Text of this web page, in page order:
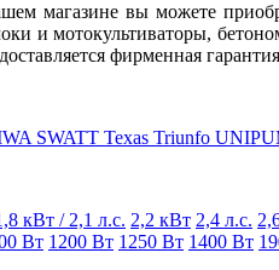
магазине вы можете
и мотокультиваторы,
фирменная
SWATT Texas Triunfo
кВт / 2,1 л.с. 2,2 кВт 2,4 л.с.
Вт 1200 Вт 1250 Вт 1400 Вт